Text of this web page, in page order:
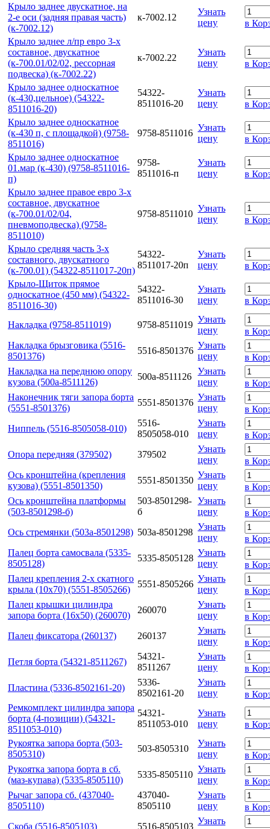
Крыло заднее двускатное, на
2-е оси (задняя правая часть)
(к-7002.12)
к-7002.12
Узнать
цену
в
Крыло заднее л/пр евро 3-х
составное, двускатное
(к-700.01/02/02, рессорная
подвеска) (к-7002.22)
к-7002.22
Узнать
цену
в
Крыло заднее односкатное
(к-430,цельное) (54322-
8511016-20)
54322-
8511016-20
Узнать
цену
в
Крыло заднее односкатное
(к-430 п, с площадкой) (9758-
8511016)
9758-8511016
Узнать
цену
в
Крыло заднее односкатное
01.мар (к-430) (9758-8511016-
п)
9758-
8511016-п
Узнать
цену
в
Крыло заднее правое евро 3-х
составное, двускатное
(к-700.01/02/04,
пневмоподвеска) (9758-
8511010)
9758-8511010
Узнать
цену
в
Крыло средняя часть 3-х
составного, двускатного
(к-700.01) (54322-8511017-20п)
54322-
8511017-20п
Узнать
цену
в
Крыло-Щиток прямое
односкатное (450 мм) (54322-
8511016-30)
54322-
8511016-30
Узнать
цену
в
Накладка (9758-8511019) 9758-8511019
Узнать
цену
в
Накладка брызговика (5516-
8501376)
5516-8501376
Узнать
цену
в
Накладка на переднюю опору
кузова (500а-8511126)
500а-8511126
Узнать
цену
в
Наконечник тяги запора борта
(5551-8501376)
5551-8501376
Узнать
цену
в
Ниппель (5516-8505058-010)
5516-
8505058-010
Узнать
цену
в
Опора передняя (379502)
379502
Узнать
цену
в
Ось кронштейна (крепления
кузова) (5551-8501350)
5551-8501350
Узнать
цену
в
Ось кронштейна платформы
(503-8501298-б)
503-8501298-
б
Узнать
цену
в
Ось стремянки (503а-8501298) 503а-8501298
Узнать
цену
в
Палец борта самосвала (5335-
8505128)
5335-8505128
Узнать
цену
в
Палец крепления 2-х скатного
крыла (10х70) (5551-8505266)
5551-8505266
Узнать
цену
в
Палец крышки цилиндра
запора борта (16х50) (260070)
260070
Узнать
цену
в
Палец фиксатора (260137)
260137
Узнать
цену
в
Петля борта (54321-8511267)
54321-
8511267
Узнать
цену
в
Пластина (5336-8502161-20)
5336-
8502161-20
Узнать
цену
в
Ремкомплект цилиндра запора
борта (4-позиции) (54321-
8511053-010)
54321-
8511053-010
Узнать
цену
в
Рукоятка запора борта (503-
8505310)
503-8505310
Узнать
цену
в
Рукоятка запора борта в сб.
(маз-купава) (5335-8505110)
5335-8505110
Узнать
цену
в
Рычаг запора сб. (437040-
8505110)
437040-
8505110
Узнать
цену
в
Скоба (5516-8505103)
5516-8505103
Узнать